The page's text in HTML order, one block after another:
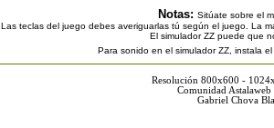
Notas: Sitúate sobre el
Las teclas del juego debes averiguarlas tú según el juego. La
El simulador ZZ puede que
Para sonido en el simulador ZZ, instala
Resolución 800x600 -
Comunidad
Gabriel Chova